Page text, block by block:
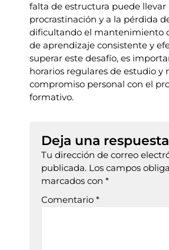
falta de estructura puede llevar
procrastinación y a la pérdida
dificultando el mantenimiento
de aprendizaje consistente y
superar este desafío, es
horarios regulares de estudio y
compromiso personal con el
formativo.
Deja una respuesta
Tu dirección de correo
publicada. Los campos
marcados con *
Comentario *